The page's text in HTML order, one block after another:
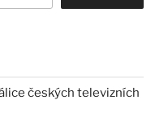
českých televizních